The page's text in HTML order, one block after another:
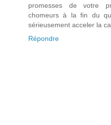
promesses de votre
chomeurs à la fin du
sérieusement acceler la
Répondre